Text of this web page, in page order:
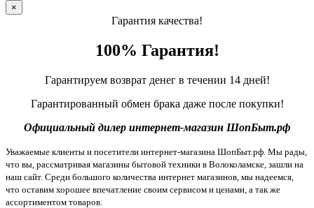
×
Гарантия качества!
100% Гарантия!
Гарантируем возврат денег в течении 14 дней!
Гарантированный обмен брака даже после покупки!
Официальный дилер интернет-магазин ШопБыт.рф
Уважаемые клиенты и посетители интернет-магазина ШопБыт.рф. Мы рады,
что вы, рассматривая магазины бытовой техники в Волоколамске, зашли на
наш сайт. Среди большого количества интернет магазинов, мы надеемся,
что оставим хорошее впечатление своим сервисом и ценами, а так же
ассортиментом товаров.